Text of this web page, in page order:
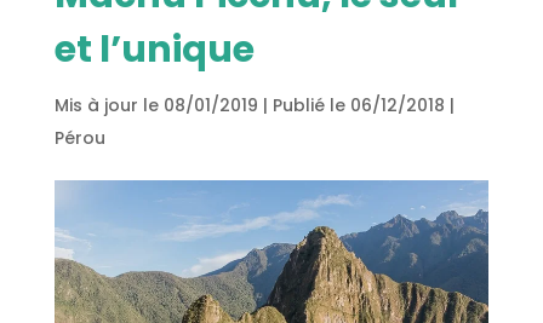
et l’unique
Mis à jour le 08/01/2019 | Publié le 06/12/2018 |
Pérou